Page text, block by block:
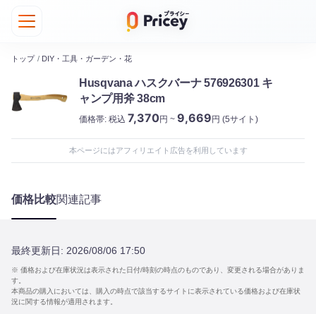
トップ / DIY・工具・ガーデン・花
Husqvana ハスクバーナ 576926301 キ
ャンプ用斧 38cm
価格帯: 税込 7,370円 ~ 9,669円 (5サイト)
本ページにはアフィリエイト広告を利用しています
価格比較関連記事
最終更新日: 2026/08/06 17:50
※ 価格および在庫状況は表示された日付/時刻の時点のものであり、変更される場合がありま
す。
本商品の購入においては、購入の時点で該当するサイトに表示されている価格および在庫状
況に関する情報が適用されます。